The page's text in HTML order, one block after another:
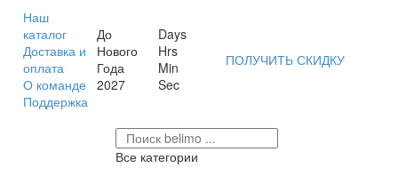
Наш
каталог
Доставка и
оплата
О команде
Поддержка
До
Нового
Года
2027
Days
Hrs
Min
Sec
ПОЛУЧИТЬ СКИДКУ
Все категории